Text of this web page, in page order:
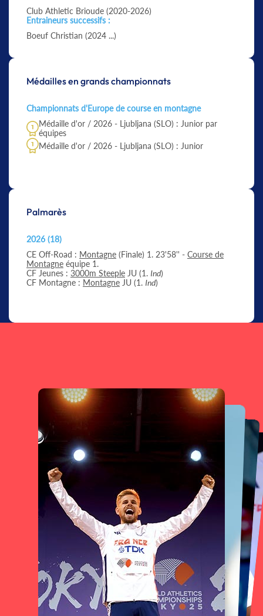
Club Athletic Brioude (2020-2026)
Entraineurs successifs :
Boeuf Christian (2024 ...)
Médailles en grands championnats
Championnats d'Europe de course en montagne
Médaille d'or / 2026 - Ljubljana (SLO) : Junior par
équipes
Médaille d'or / 2026 - Ljubljana (SLO) : Junior
Palmarès
2026 (18)
CE Off-Road : Montagne (Finale) 1. 23'58'' - Course de
Montagne équipe 1.
CF Jeunes : 3000m Steeple JU (1. Ind)
CF Montagne : Montagne JU (1. Ind)